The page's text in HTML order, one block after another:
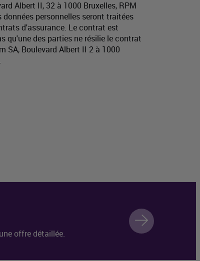
Albert II, 32 à 1000 Bruxelles, RPM
personnelles seront traitées
d'assurance. Le contrat est
qu'une des parties ne résilie le contrat
SA, Boulevard Albert II 2 à 1000
offre détaillée.